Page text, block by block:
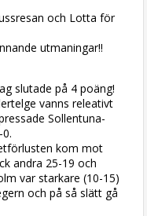
och Lotta för
utmaningar!!
slutade på 4 poäng!
vanns releativt
Sollentuna-
kom mot
andra 25-19 och
var starkare (10-15)
och på så slätt gå